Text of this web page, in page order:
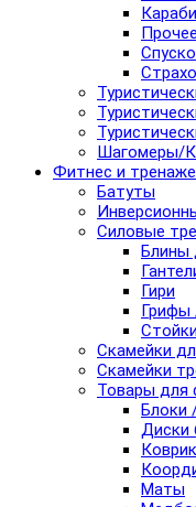
Прочее
Шагомеры/
Фитнес и
Батуты
Силовые
Блины
Гири
Грифы
Скамейки
Скамейки
Товары для
Блоки
Диски
Маты